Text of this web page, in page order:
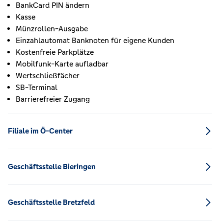
BankCard PIN ändern
Kasse
Münzrollen-Ausgabe
Einzahlautomat Banknoten für eigene Kunden
Kostenfreie Parkplätze
Mobilfunk-Karte aufladbar
Wertschließfächer
SB-Terminal
Barrierefreier Zugang
Filiale im Ö-Center
Geschäftsstelle Bieringen
Geschäftsstelle Bretzfeld